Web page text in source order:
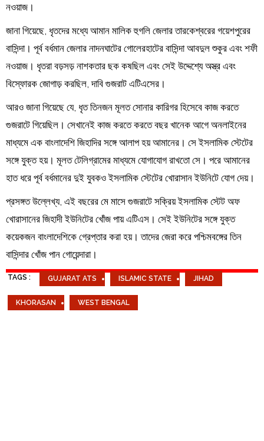
নওয়াজ।
জানা গিয়েছে, ধৃতদের মধ্যে আমান মালিক হুগলি জেলার তারকেশ্বরের গয়েশপুরের
বাসিন্দা। পূর্ব বর্ধমান জেলার নাদনঘাটের গোলেরহাটের বাসিন্দা আবদুল শুকুর এবং শফী
নওয়াজ। ধৃতরা বড়সড় নাশকতার ছক কষছিল এবং সেই উদ্দেশ্যে অস্ত্র এবং
বিস্ফোরক জোগাড় করছিল, দাবি গুজরাট এটিএসের।
আরও জানা গিয়েছে যে, ধৃত তিনজন মূলত সোনার কারিগর হিসেবে কাজ করতে
গুজরাটে গিয়েছিল। সেখানেই কাজ করতে করতে বছর খানেক আগে অনলাইনের
মাধ্যমে এক বাংলাদেশি জিহাদির সঙ্গে আলাপ হয় আমানের। সে ইসলামিক স্টেটের
সঙ্গে যুক্ত হয়। মূলত টেলিগ্রামের মাধ্যমে যোগাযোগ রাখতো সে। পরে আমানের
হাত ধরে পূর্ব বর্ধমানের দুই যুবকও ইসলামিক স্টেটের খোরাসান ইউনিটে যোগ দেয়।
প্রসঙ্গত উল্লেখ্য, এই বছরের মে মাসে গুজরাটে সক্রিয় ইসলামিক স্টেট অফ
খোরাসানের জিহাদী ইউনিটের খোঁজ পায় এটিএস। সেই ইউনিটের সঙ্গে যুক্ত
কয়েকজন বাংলাদেশিকে গ্রেপ্তার করা হয়। তাদের জেরা করে পশ্চিমবঙ্গের তিন
বাসিন্দার খোঁজ পান গোয়েন্দারা।
TAGS : GUJARAT ATS ISLAMIC STATE JIHAD
KHORASAN WEST BENGAL